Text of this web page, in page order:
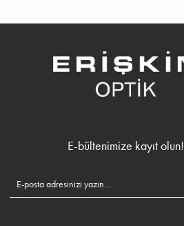
E-bültenimize kayıt olun!